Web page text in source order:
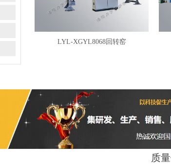
LYL-XGYL8068回转窑
质